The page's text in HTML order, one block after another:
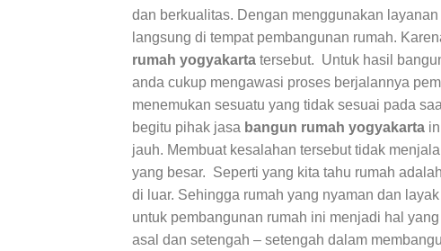
dan berkualitas. Dengan menggunakan
langsung di tempat pembangunan rumah.
rumah yogyakarta tersebut. Untuk hasil
anda cukup mengawasi proses berjalannya
menemukan sesuatu yang tidak sesuai pada
begitu pihak jasa bangun rumah yogyakarta
jauh. Membuat kesalahan tersebut tidak
yang besar. Seperti yang kita tahu rumah
di luar. Sehingga rumah yang nyaman dan
untuk pembangunan rumah ini menjadi hal
asal dan setengah – setengah dalam